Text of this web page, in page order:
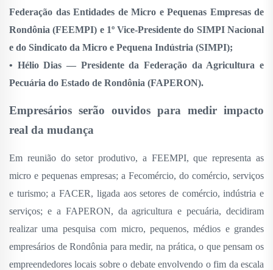
Federação das Entidades de Micro e Pequenas Empresas de
Rondônia (FEEMPI) e 1º Vice-Presidente do SIMPI Nacional
e do Sindicato da Micro e Pequena Indústria (SIMPI);
• Hélio Dias — Presidente da Federação da Agricultura e
Pecuária do Estado de Rondônia (FAPERON).
Empresários serão ouvidos para medir impacto
real da mudança
Em reunião do setor produtivo, a FEEMPI, que representa as
micro e pequenas empresas; a Fecomércio, do comércio, serviços
e turismo; a FACER, ligada aos setores de comércio, indústria e
serviços; e a FAPERON, da agricultura e pecuária, decidiram
realizar uma pesquisa com micro, pequenos, médios e grandes
empresários de Rondônia para medir, na prática, o que pensam os
empreendedores locais sobre o debate envolvendo o fim da escala